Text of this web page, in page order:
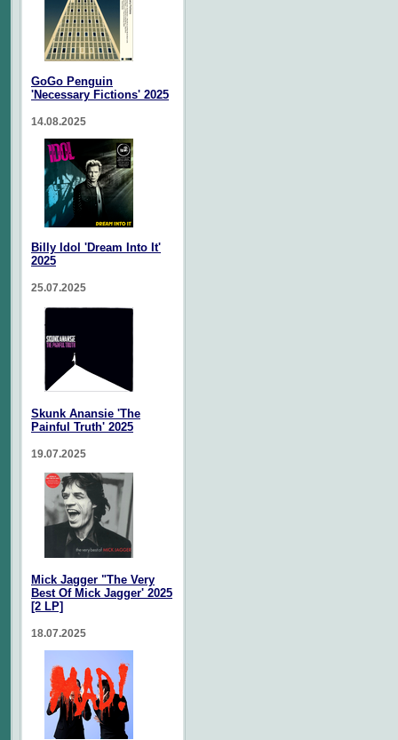
GoGo Penguin
'Necessary Fictions' 2025
14.08.2025
Billy Idol 'Dream Into It'
2025
25.07.2025
Skunk Anansie 'The
Painful Truth' 2025
19.07.2025
Mick Jagger "The Very
Best Of Mick Jagger' 2025
[2 LP]
18.07.2025